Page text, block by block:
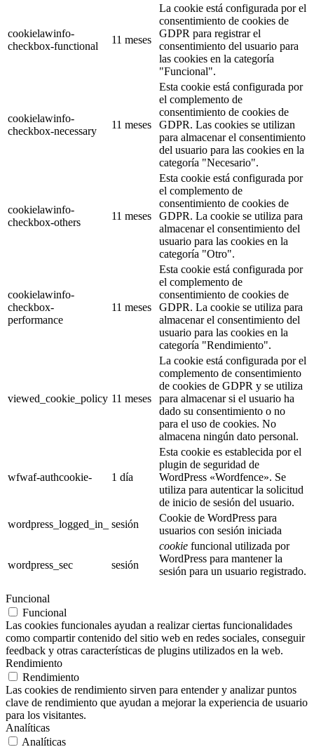
cookielawinfo-
checkbox-functional
11 meses
La cookie está configurada por el
consentimiento de cookies de
GDPR para registrar el
consentimiento del usuario para
las cookies en la categoría
"Funcional".
cookielawinfo-
checkbox-necessary
11 meses
Esta cookie está configurada por
el complemento de
consentimiento de cookies de
GDPR. Las cookies se utilizan
para almacenar el consentimiento
del usuario para las cookies en la
categoría "Necesario".
cookielawinfo-
checkbox-others
11 meses
Esta cookie está configurada por
el complemento de
consentimiento de cookies de
GDPR. La cookie se utiliza para
almacenar el consentimiento del
usuario para las cookies en la
categoría "Otro".
cookielawinfo-
checkbox-
performance
11 meses
Esta cookie está configurada por
el complemento de
consentimiento de cookies de
GDPR. La cookie se utiliza para
almacenar el consentimiento del
usuario para las cookies en la
categoría "Rendimiento".
viewed_cookie_policy 11 meses
La cookie está configurada por el
complemento de consentimiento
de cookies de GDPR y se utiliza
para almacenar si el usuario ha
dado su consentimiento o no
para el uso de cookies. No
almacena ningún dato personal.
wfwaf-authcookie- 1 día
Esta cookie es establecida por el
plugin de seguridad de
WordPress «Wordfence». Se
utiliza para autenticar la solicitud
de inicio de sesión del usuario.
wordpress_logged_in_
sesión
Cookie de WordPress para
usuarios con sesión iniciada
wordpress_sec sesión
cookie funcional utilizada por
WordPress para mantener la
sesión para un usuario registrado.
Funcional
Funcional
Las cookies funcionales ayudan a realizar ciertas funcionalidades
como compartir contenido del sitio web en redes sociales, conseguir
feedback y otras características de plugins utilizados en la web.
Rendimiento
Rendimiento
Las cookies de rendimiento sirven para entender y analizar puntos
clave de rendimiento que ayudan a mejorar la experiencia de usuario
para los visitantes.
Analíticas
Analíticas